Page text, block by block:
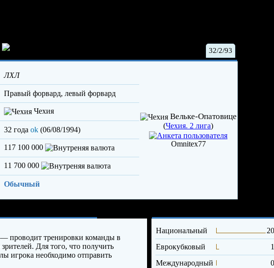
32/2/93
ЛХЛ
правый форвард, левый форвард
Чехия
32 года ok (06/08/1994)
117 100 000
11 700 000
Обычный
Вельке-Опатовице
(Чехия. 2 лига)
Omnitex77
проводит тренировки команды в
Для того, что получить
игрока необходимо отправить
Национальный
Еврокубковый
Международный